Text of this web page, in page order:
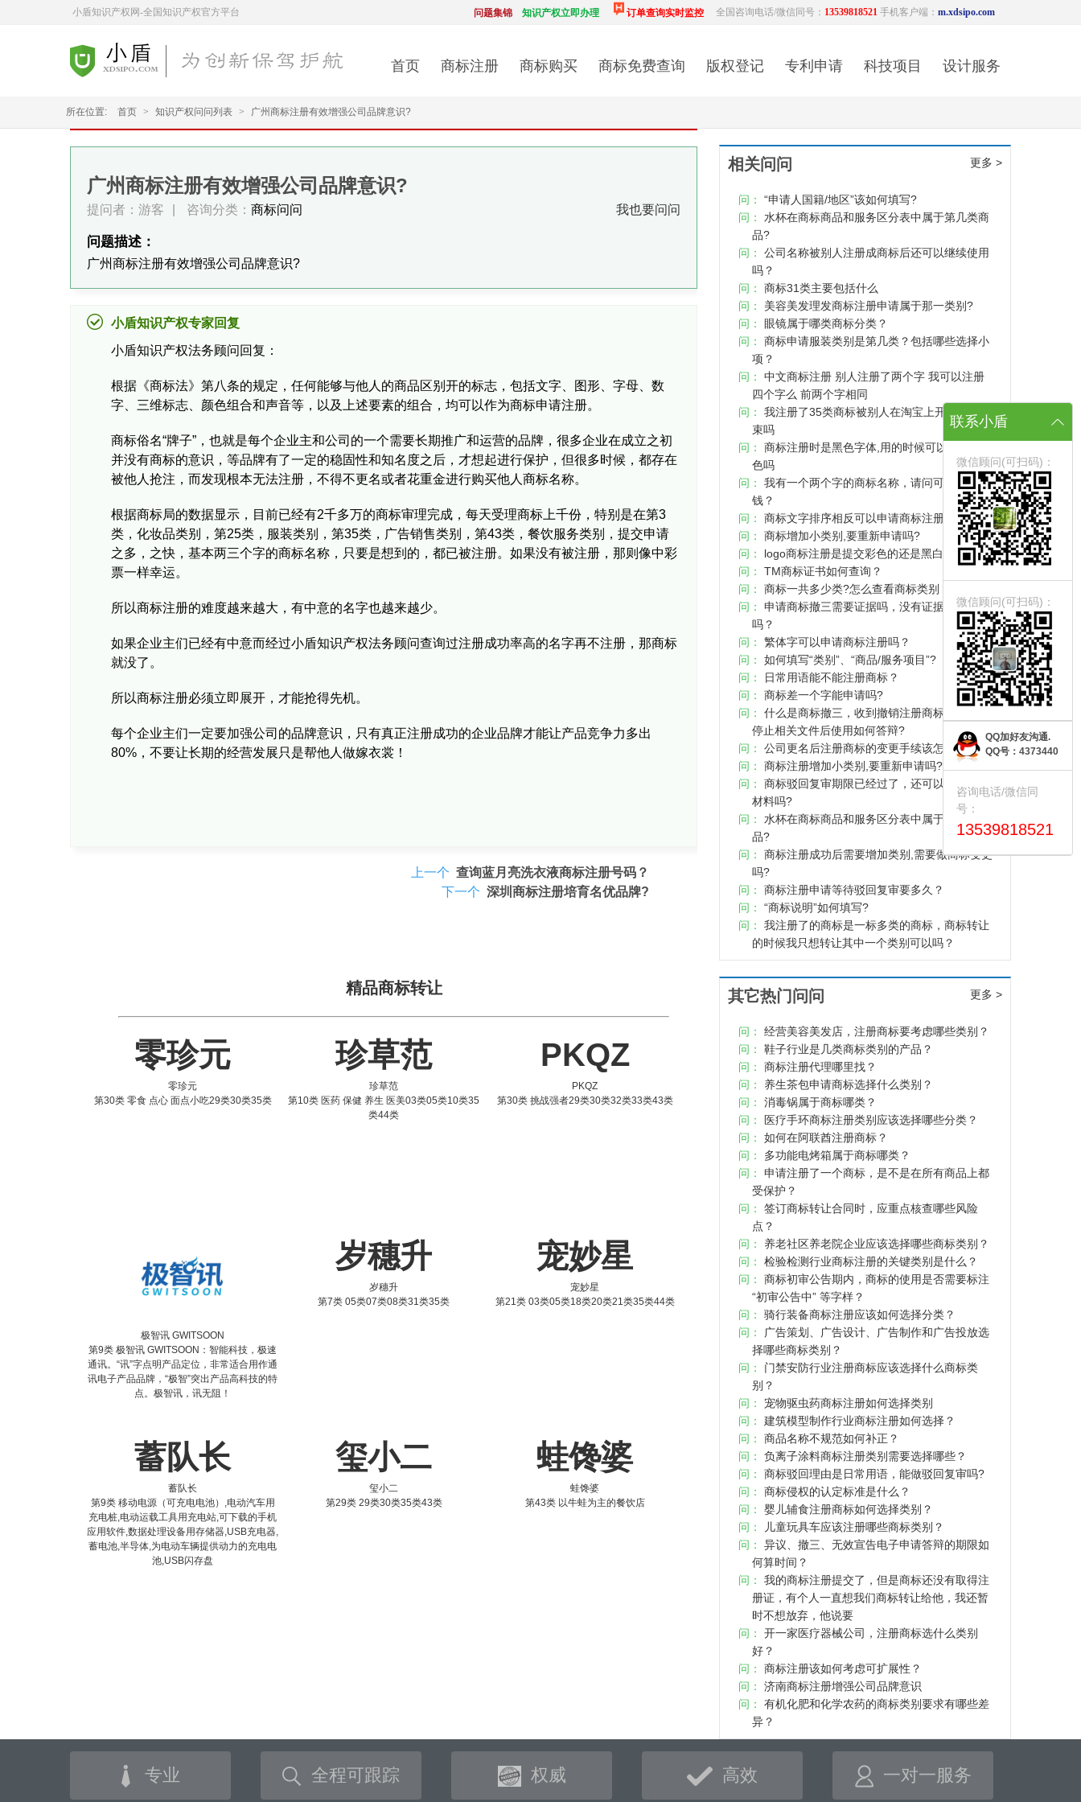
小盾知识产权网-全国知识产权官方平台 问题集锦 知识产权立即办理 订单查询实时监控 全国咨询电话/微信同号： 13539818521 手机客户端： m.xdsipo.com
设计服务
科技项目
专利申请
版权登记
商标免费查询
商标购买
商标注册
首页
联系小盾
微信顾问(可扫码)：
微信顾问(可扫码)：
QQ加好友沟通.
QQ号：4373440
咨询电话/微信同
号：
13539818521
所在位置: 首页 > 知识产权问问列表 > 广州商标注册有效增强公司品牌意识?
广州商标注册有效增强公司品牌意识?
我也要问问
提问者：游客 咨询分类： 商标问问
问题描述：
广州商标注册有效增强公司品牌意识?
小盾知识产权专家回复
小盾知识产权法务顾问回复：
根据《商标法》第八条的规定，任何能够与他人的商品区别开的标志，包括文字、图形、字母、数
字、三维标志、颜色组合和声音等，以及上述要素的组合，均可以作为商标申请注册。
商标俗名“牌子”，也就是每个企业主和公司的一个需要长期推广和运营的品牌，很多企业在成立之初
并没有商标的意识，等品牌有了一定的稳固性和知名度之后，才想起进行保护，但很多时候，都存在
被他人抢注，而发现根本无法注册，不得不更名或者花重金进行购买他人商标名称。
根据商标局的数据显示，目前已经有2千多万的商标审理完成，每天受理商标上千份，特别是在第3
类，化妆品类别，第25类，服装类别，第35类，广告销售类别，第43类，餐饮服务类别，提交申请
之多，之快，基本两三个字的商标名称，只要是想到的，都已被注册。如果没有被注册，那则像中彩
票一样幸运。
所以商标注册的难度越来越大，有中意的名字也越来越少。
如果企业主们已经有中意而经过小盾知识产权法务顾问查询过注册成功率高的名字再不注册，那商标
就没了。
所以商标注册必须立即展开，才能抢得先机。
每个企业主们一定要加强公司的品牌意识，只有真正注册成功的企业品牌才能让产品竞争力多出
80%，不要让长期的经营发展只是帮他人做嫁衣裳！
上一个 查询蓝月亮洗衣液商标注册号码？
下一个 深圳商标注册培育名优品牌?
精品商标转让
零珍元
零珍元
第30类 零食 点心 面点小吃29类30类35类
珍草范
珍草范
第10类 医药 保健 养生 医美03类05类10类35
类44类
PKQZ
PKQZ
第30类 挑战强者29类30类32类33类43类
极智讯 GWITSOON
第9类 极智讯 GWITSOON：智能科技，极速
通讯。“讯”字点明产品定位，非常适合用作通
讯电子产品品牌，“极智”突出产品高科技的特
点。极智讯，讯无阻！
岁穗升
岁穗升
第7类 05类07类08类31类35类
宠妙星
宠妙星
第21类 03类05类18类20类21类35类44类
蓄队长
蓄队长
第9类 移动电源（可充电电池）,电动汽车用
充电桩,电动运载工具用充电站,可下载的手机
应用软件,数据处理设备用存储器,USB充电器,
蓄电池,半导体,为电动车辆提供动力的充电电
池,USB闪存盘
玺小二
玺小二
第29类 29类30类35类43类
蛙馋婆
蛙馋婆
第43类 以牛蛙为主的餐饮店
相关问问 更多 >
问：
“申请人国籍/地区”该如何填写?
问：
水杯在商标商品和服务区分表中属于第几类商
品?
问：
公司名称被别人注册成商标后还可以继续使用
吗？
问：
商标31类主要包括什么
问：
美容美发理发商标注册申请属于那一类别?
问：
眼镜属于哪类商标分类？
问：
商标申请服装类别是第几类？包括哪些选择小
项？
问：
中文商标注册 别人注册了两个字 我可以注册
四个字么 前两个字相同
问：
我注册了35类商标被别人在淘宝上开店了有约
束吗
问：
商标注册时是黑色字体,用的时候可以用其他颜
色吗
问：
我有一个两个字的商标名称，请问可以卖多少
钱？
问：
商标文字排序相反可以申请商标注册吗
问：
商标增加小类别,要重新申请吗?
问：
logo商标注册是提交彩色的还是黑白的？
问：
TM商标证书如何查询？
问：
商标一共多少类?怎么查看商标类别？
问：
申请商标撤三需要证据吗，没有证据把握大
吗？
问：
繁体字可以申请商标注册吗？
问：
如何填写“类别”、“商品/服务项目”?
问：
日常用语能不能注册商标？
问：
商标差一个字能申请吗?
问：
什么是商标撤三，收到撤销注册商标连续三年
停止相关文件后使用如何答辩?
问：
公司更名后注册商标的变更手续该怎么做？
问：
商标注册增加小类别,要重新申请吗?
问：
商标驳回复审期限已经过了，还可以提交补充
材料吗?
问：
水杯在商标商品和服务区分表中属于第几类商
品?
问：
商标注册成功后需要增加类别,需要做商标变更
吗?
问：
商标注册申请等待驳回复审要多久？
问：
“商标说明”如何填写?
问：
我注册了的商标是一标多类的商标，商标转让
的时候我只想转让其中一个类别可以吗？
其它热门问问 更多 >
问：
经营美容美发店，注册商标要考虑哪些类别？
问：
鞋子行业是几类商标类别的产品？
问：
商标注册代理哪里找？
问：
养生茶包申请商标选择什么类别？
问：
消毒锅属于商标哪类？
问：
医疗手环商标注册类别应该选择哪些分类？
问：
如何在阿联酋注册商标？
问：
多功能电烤箱属于商标哪类？
问：
申请注册了一个商标，是不是在所有商品上都
受保护？
问：
签订商标转让合同时，应重点核查哪些风险
点？
问：
养老社区养老院企业应该选择哪些商标类别？
问：
检验检测行业商标注册的关键类别是什么？
问：
商标初审公告期内，商标的使用是否需要标注
“初审公告中” 等字样？
问：
骑行装备商标注册应该如何选择分类？
问：
广告策划、广告设计、广告制作和广告投放选
择哪些商标类别？
问：
门禁安防行业注册商标应该选择什么商标类
别？
问：
宠物驱虫药商标注册如何选择类别
问：
建筑模型制作行业商标注册如何选择？
问：
商品名称不规范如何补正？
问：
负离子涂料商标注册类别需要选择哪些？
问：
商标驳回理由是日常用语，能做驳回复审吗?
问：
商标侵权的认定标准是什么？
问：
婴儿辅食注册商标如何选择类别？
问：
儿童玩具车应该注册哪些商标类别？
问：
异议、撤三、无效宣告电子申请答辩的期限如
何算时间？
问：
我的商标注册提交了，但是商标还没有取得注
册证，有个人一直想我们商标转让给他，我还暂
时不想放弃，他说要
问：
开一家医疗器械公司，注册商标选什么类别
好？
问：
商标注册该如何考虑可扩展性？
问：
济南商标注册增强公司品牌意识
问：
有机化肥和化学农药的商标类别要求有哪些差
异？
专业 全程可跟踪 权威 高效 一对一服务